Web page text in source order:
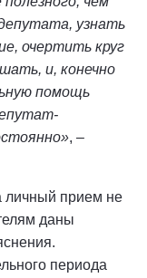
узнать
очертить круг
и, конечно
помощь
, –
личный прием не
даны
периода